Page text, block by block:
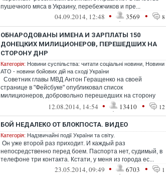
пушечного мяса в Украину, перебежчиков и пре...
04.09.2014, 12:48 • 3569 • 8
ОБНАРОДОВАНЫ ИМЕНА И ЗАРПЛАТЫ 150
ДОНЕЦКИХ МИЛИЦИОНЕРОВ, ПЕРЕШЕДШИХ НА
СТОРОНУ ДНР
Категорія: Новини суспільства: читати соціальні новини Новини
АТО - новини бойових дій на сході України
Советник главы МВД Антон Геращенко на своей
странице в "Фейсбуке" опубликовал список
милиционеров, добровольно перешедших на сторону
12.08.2014, 14:54 • 13410 • 12
БОЙ НЕДАЛЕКО ОТ БЛОКПОСТА. ВИДЕО
Категорія: Надзвичайні події України та світу.
Он уже второй раз приходит. И каждый раз
непосредственно перед боем. Паспорта нет, судимый, в
телефоне три контакта. Кстати, у меня из города ес...
23.05.2014, 09:49 • 6703 • 1